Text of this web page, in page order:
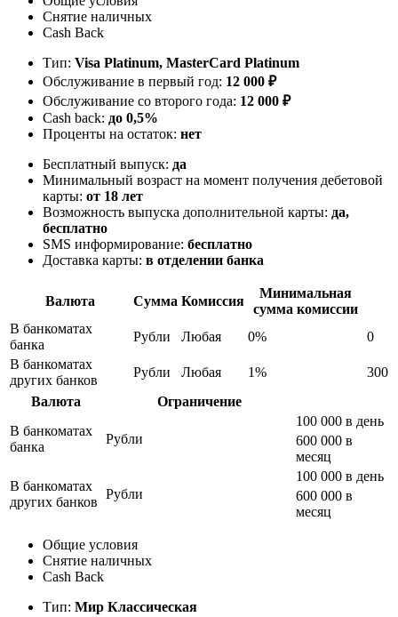
Снятие наличных
Cash Back
Тип: Visa Platinum, MasterСard Platinum
Обслуживание в первый год: 12 000 ₽
Обслуживание со второго года: 12 000 ₽
Cash back: до 0,5%
Проценты на остаток: нет
Бесплатный выпуск: да
Минимальный возраст на момент получения дебетовой
карты: от 18 лет
Возможность выпуска дополнительной карты: да,
бесплатно
SMS информирование: бесплатно
Доставка карты: в отделении банка
Валюта Сумма Комиссия
Минимальная
сумма комиссии
В банкоматах
банка
Рубли Любая 0%
0
В банкоматах
других банков
Рубли Любая 1%
300
Валюта
Ограничение
В банкоматах
банка
Рубли
100 000 в день
600 000 в
месяц
В банкоматах
других банков
Рубли
100 000 в день
600 000 в
месяц
Общие условия
Снятие наличных
Cash Back
Тип: Мир Классическая